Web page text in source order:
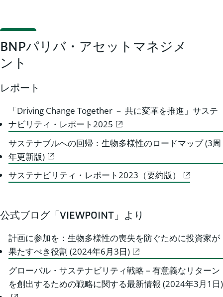
BNPパリバ・アセットマネジメ
ント
レポート
「Driving Change Together － 共に変革を推進」サステ
ナビリティ・レポート2025
サステナブルへの回帰：生物多様性のロードマップ (3周
年更新版)
サステナビリティ・レポート2023（要約版）
公式ブログ「VIEWPOINT」より
計画に参加を：生物多様性の喪失を防ぐために投資家が
果たすべき役割 (2024年6月3日)
グローバル・サステナビリティ戦略－有意義なリターン
を創出するための戦略に関する最新情報 (2024年3月1日)